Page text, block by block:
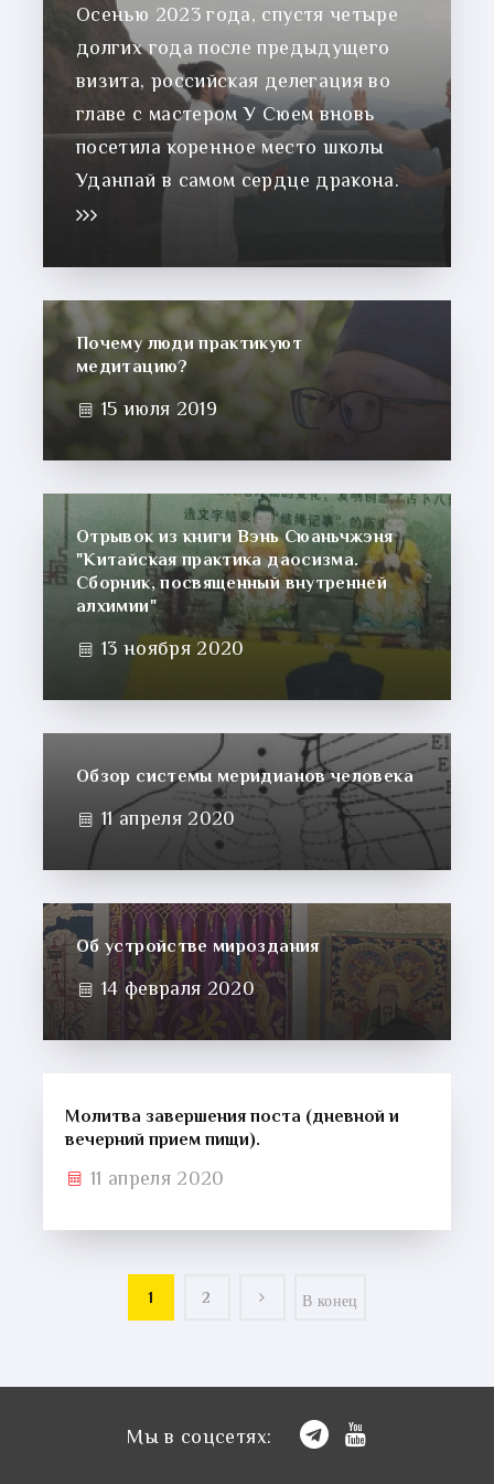
Осенью 2023 года, спустя четыре
долгих года после предыдущего
визита, российская делегация во
главе с мастером У Сюем вновь
посетила коренное место школы
Уданпай в самом сердце дракона.
Почему люди практикуют
медитацию?
15 июля 2019
Отрывок из книги Вэнь Сюаньчжэня
"Китайская практика даосизма.
Сборник, посвященный внутренней
алхимии"
13 ноября 2020
Обзор системы меридианов человека
11 апреля 2020
Об устройстве мироздания
14 февраля 2020
Молитва завершения поста (дневной и
вечерний прием пищи).
11 апреля 2020
1 2 В конец
Мы в соцсетях: